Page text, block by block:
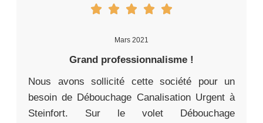
Mars 2021
Grand professionnalisme !
Nous avons sollicité cette société pour un
besoin de Débouchage Canalisation Urgent à
Steinfort. Sur le volet Débouchage